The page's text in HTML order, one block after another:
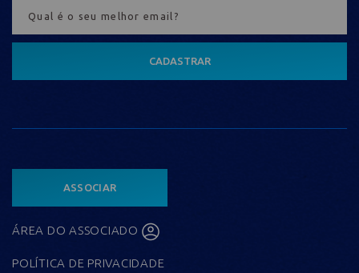
CADASTRAR
ASSOCIAR
ÁREA DO ASSOCIADO
POLÍTICA DE PRIVACIDADE